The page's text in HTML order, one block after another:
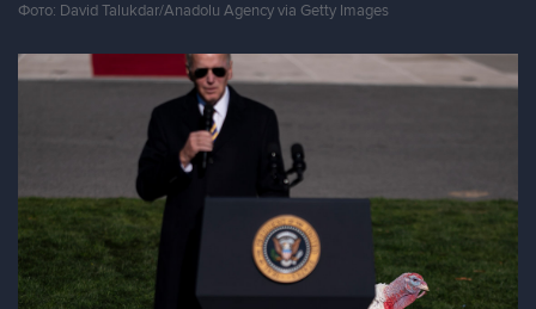
Фото: David Talukdar/Anadolu Agency via Getty Images